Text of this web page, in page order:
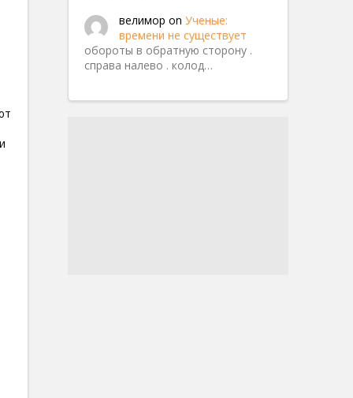
велимор on Ученые:
времени не существует
обороты в обратную сторону .
справа налево . колод…